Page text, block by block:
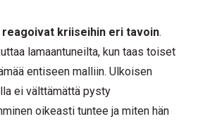
reagoivat kriiseihin eri tavoin.
lamaantuneilta, kun taas toiset
entiseen malliin. Ulkoisen
ei välttämättä pysty
oikeasti tuntee ja miten hän